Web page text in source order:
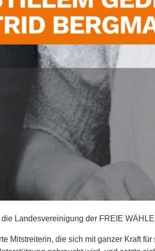
die Landesvereinigung der FREIE
Mitstreiterin, die sich mit ganzer Kraft